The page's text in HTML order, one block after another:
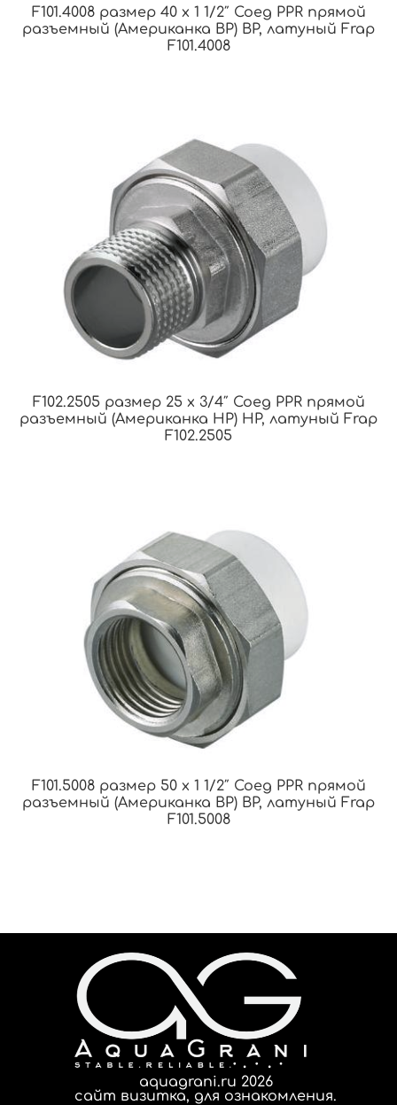
F101.4008 размер 40 x 1 1/2″ Соед PPR прямой
разъемный (Американка ВР) ВР, латуный Frap
F101.4008
F102.2505 размер 25 x 3/4″ Соед PPR прямой
разъемный (Американка НР) НР, латуный Frap
F102.2505
F101.5008 размер 50 x 1 1/2″ Соед PPR прямой
разъемный (Американка ВР) ВР, латуный Frap
F101.5008
aquagrani.ru 2026
сайт визитка, для ознакомления.